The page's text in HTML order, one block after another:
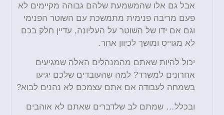
אבל גם אלו שהמשמעת שלהם גבוהה מקיימים לא
פעם מריבה פנימית מתמשכת עם השוטר הפנימי
וגם אם ידו של השוטר על העליונה, עדיין חלק בכם
לא מגוייס ומושך לכיוון אחר.
יכול להיות שאתם מהמנהלים האלה שמגיעים
אחרונים למשרד? למה שהעובדים שלכם יגיעו
בשמחה לעבודה אם אתם עצמכם לא נהנים לבוא?
ובכלל… שמתם לב שלדברים שאתם לא אוהבים